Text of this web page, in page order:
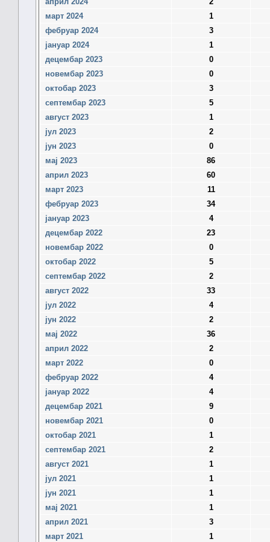
март 2024
1
фебруар 2024
3
јануар 2024
1
децембар 2023
0
новембар 2023
0
октобар 2023
3
септембар 2023
5
август 2023
1
јул 2023
2
јун 2023
0
мај 2023
86
април 2023
60
март 2023
11
фебруар 2023
34
јануар 2023
4
децембар 2022
23
новембар 2022
0
октобар 2022
5
септембар 2022
2
август 2022
33
јул 2022
4
јун 2022
2
мај 2022
36
април 2022
2
март 2022
0
фебруар 2022
4
јануар 2022
4
децембар 2021
9
новембар 2021
0
октобар 2021
1
септембар 2021
2
август 2021
1
јул 2021
1
јун 2021
1
мај 2021
1
април 2021
3
март 2021
1